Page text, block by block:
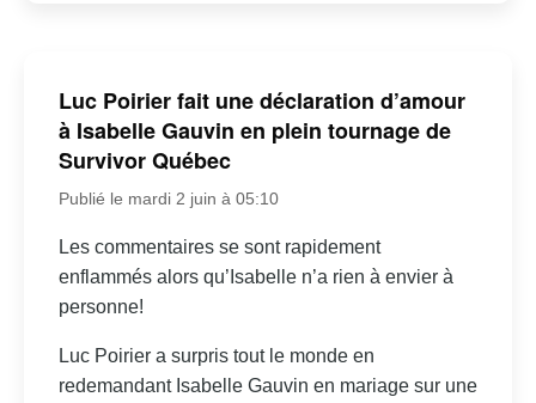
Luc Poirier fait une déclaration d’amour
à Isabelle Gauvin en plein tournage de
Survivor Québec
Publié le mardi 2 juin à 05:10
Les commentaires se sont rapidement
enflammés alors qu’Isabelle n’a rien à envier à
personne!
Luc Poirier a surpris tout le monde en
redemandant Isabelle Gauvin en mariage sur une